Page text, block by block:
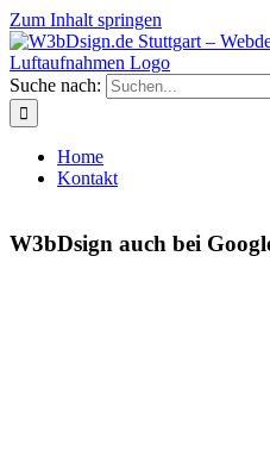
Zum Inhalt springen
Suche nach:
Home
Kontakt
W3bDsign auch bei